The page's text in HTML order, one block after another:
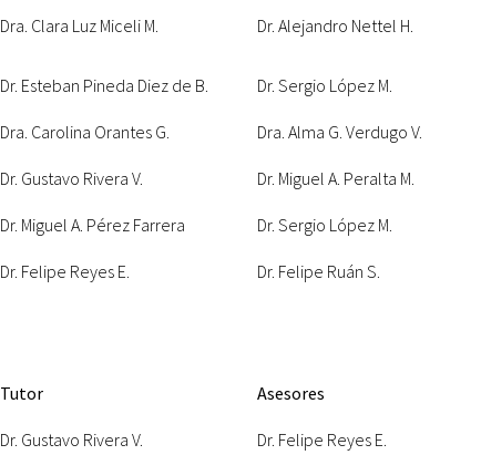
Dra. Clara Luz Miceli M. Dr. Alejandro Nettel H.
Dr. Esteban Pineda Diez de B. Dr. Sergio López M.
Dra. Carolina Orantes G. Dra. Alma G. Verdugo V.
Dr. Gustavo Rivera V. Dr. Miguel A. Peralta M.
Dr. Miguel A. Pérez Farrera Dr. Sergio López M.
Dr. Felipe Reyes E. Dr. Felipe Ruán S.
Tutor Asesores
Dr. Gustavo Rivera V. Dr. Felipe Reyes E.